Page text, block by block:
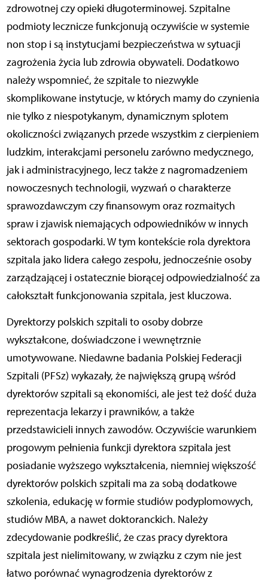
zdrowotnej czy opieki długoterminowej. Szpitalne
podmioty lecznicze funkcjonują oczywiście w systemie
non stop i są instytucjami bezpieczeństwa w sytuacji
zagrożenia życia lub zdrowia obywateli. Dodatkowo
należy wspomnieć, że szpitale to niezwykle
skomplikowane instytucje, w których mamy do czynienia
nie tylko z niespotykanym, dynamicznym splotem
okoliczności związanych przede wszystkim z cierpieniem
ludzkim, interakcjami personelu zarówno medycznego,
jak i administracyjnego, lecz także z nagromadzeniem
nowoczesnych technologii, wyzwań o charakterze
sprawozdawczym czy finansowym oraz rozmaitych
spraw i zjawisk niemających odpowiedników w innych
sektorach gospodarki. W tym kontekście rola dyrektora
szpitala jako lidera całego zespołu, jednocześnie osoby
zarządzającej i ostatecznie biorącej odpowiedzialność za
całokształt funkcjonowania szpitala, jest kluczowa.
Dyrektorzy polskich szpitali to osoby dobrze
wykształcone, doświadczone i wewnętrznie
umotywowane. Niedawne badania Polskiej Federacji
Szpitali (PFSz) wykazały, że największą grupą wśród
dyrektorów szpitali są ekonomiści, ale jest też dość duża
reprezentacja lekarzy i prawników, a także
przedstawicieli innych zawodów. Oczywiście warunkiem
progowym pełnienia funkcji dyrektora szpitala jest
posiadanie wyższego wykształcenia, niemniej większość
dyrektorów polskich szpitali ma za sobą dodatkowe
szkolenia, edukację w formie studiów podyplomowych,
studiów MBA, a nawet doktoranckich. Należy
zdecydowanie podkreślić, że czas pracy dyrektora
szpitala jest nielimitowany, w związku z czym nie jest
łatwo porównać wynagrodzenia dyrektorów z